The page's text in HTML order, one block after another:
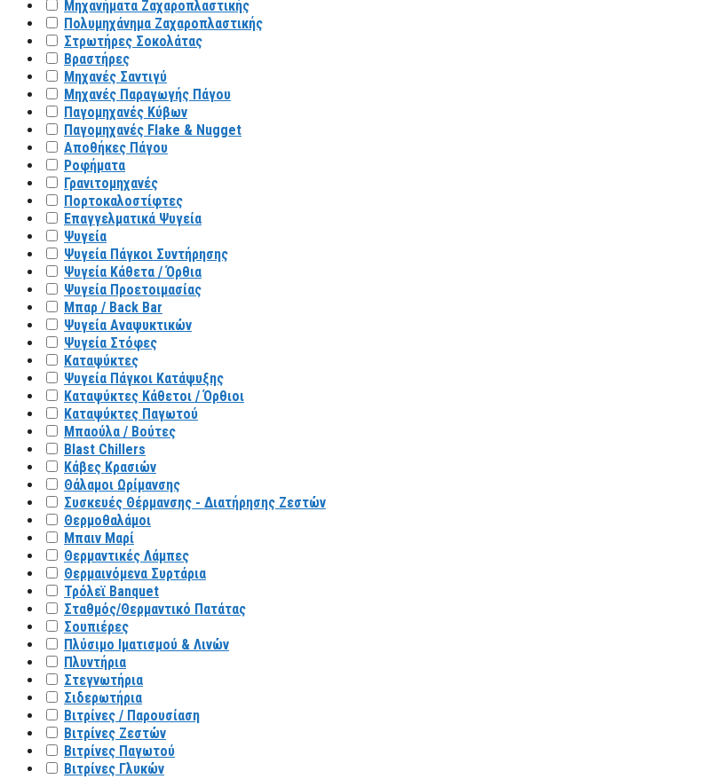
Μηχανήματα Ζαχαροπλαστικής
Πολυμηχάνημα Ζαχαροπλαστικής
Στρωτήρες Σοκολάτας
Βραστήρες
Μηχανές Σαντιγύ
Μηχανές Παραγωγής Πάγου
Παγομηχανές Κύβων
Παγομηχανές Flake & Nugget
Αποθήκες Πάγου
Ροφήματα
Γρανιτομηχανές
Πορτοκαλοστίφτες
Επαγγελματικά Ψυγεία
Ψυγεία
Ψυγεία Πάγκοι Συντήρησης
Ψυγεία Κάθετα / Όρθια
Ψυγεία Προετοιμασίας
Μπαρ / Back Bar
Ψυγεία Αναψυκτικών
Ψυγεία Στόφες
Καταψύκτες
Ψυγεία Πάγκοι Κατάψυξης
Καταψύκτες Κάθετοι / Όρθιοι
Καταψύκτες Παγωτού
Μπαούλα / Βούτες
Blast Chillers
Κάβες Κρασιών
Θάλαμοι Ωρίμανσης
Συσκευές Θέρμανσης - Διατήρησης Ζεστών
Θερμοθαλάμοι
Μπαιν Μαρί
Θερμαντικές Λάμπες
Θερμαινόμενα Συρτάρια
Τρόλεϊ Banquet
Σταθμός/Θερμαντικό Πατάτας
Σουπιέρες
Πλύσιμο Ιματισμού & Λινών
Πλυντήρια
Στεγνωτήρια
Σιδερωτήρια
Βιτρίνες / Παρουσίαση
Βιτρίνες Ζεστών
Βιτρίνες Παγωτού
Βιτρίνες Γλυκών